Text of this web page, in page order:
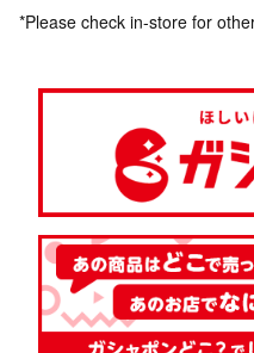
*Please check in-store for